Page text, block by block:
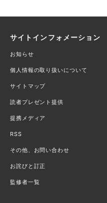
サイトインフォメーション
お知らせ
個人情報の取り扱いについて
サイトマップ
読者プレゼント提供
提携メディア
RSS
その他、お問い合わせ
お詫びと訂正
監修者一覧